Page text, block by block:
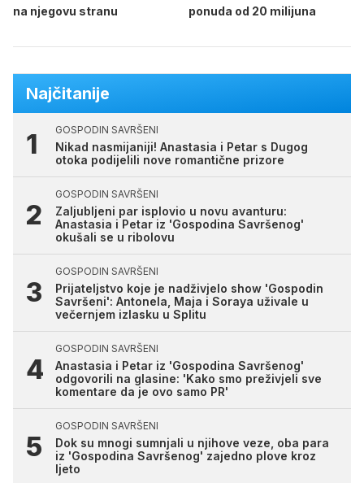
na njegovu stranu
ponuda od 20 milijuna
Najčitanije
GOSPODIN SAVRŠENI
Nikad nasmijaniji! Anastasia i Petar s Dugog
otoka podijelili nove romantične prizore
GOSPODIN SAVRŠENI
Zaljubljeni par isplovio u novu avanturu:
Anastasia i Petar iz 'Gospodina Savršenog'
okušali se u ribolovu
GOSPODIN SAVRŠENI
Prijateljstvo koje je nadživjelo show 'Gospodin
Savršeni': Antonela, Maja i Soraya uživale u
večernjem izlasku u Splitu
GOSPODIN SAVRŠENI
Anastasia i Petar iz 'Gospodina Savršenog'
odgovorili na glasine: 'Kako smo preživjeli sve
komentare da je ovo samo PR'
GOSPODIN SAVRŠENI
Dok su mnogi sumnjali u njihove veze, oba para
iz 'Gospodina Savršenog' zajedno plove kroz
ljeto